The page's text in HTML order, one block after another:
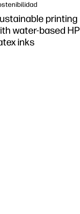
printing
water-based HP
inks